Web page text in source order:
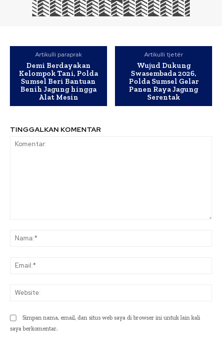
Artikulli paraprak
Demi Berdayakan
Kelompok Tani, Polda
Sumsel Beri Bantuan
Benih Jagung hingga
Alat Mesin
Artikulli tjetër
Wujud Dukung
Swasembada 2026,
Polda Sumsel Gelar
Panen Raya Jagung
Serentak
TINGGALKAN KOMENTAR
Simpan nama, email, dan situs web saya di browser ini untuk lain kali
saya berkomentar.